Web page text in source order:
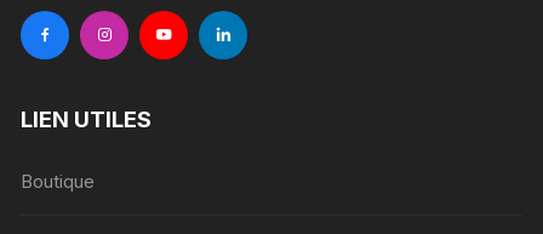
LIEN UTILES
Boutique